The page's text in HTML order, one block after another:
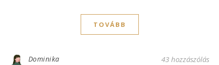
TOVÁBB
Dominika 43 hozzászólás